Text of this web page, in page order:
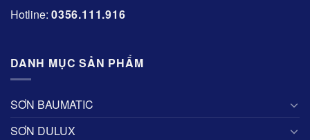
Hotline: 0356.111.916
DANH MỤC SẢN PHẨM
SƠN BAUMATIC
SƠN DULUX